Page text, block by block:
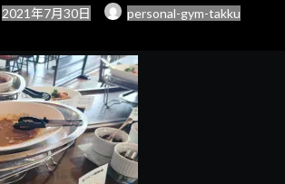
最
新
日
時
:
2021年7月30日 personal-gym-takku